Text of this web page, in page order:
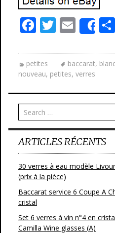
F
e
b
o
o
k
T
itt
er
E
m
ai
l
petites baccarat,
nouveau, petites, verres
ARTICLES RÉCENTS
30 verres à eau modèle
(prix à la pièce)
Baccarat service 6 Coupe A
cristal
Set 6 verres à vin n°4 en
Camilla Wine glasses (A)